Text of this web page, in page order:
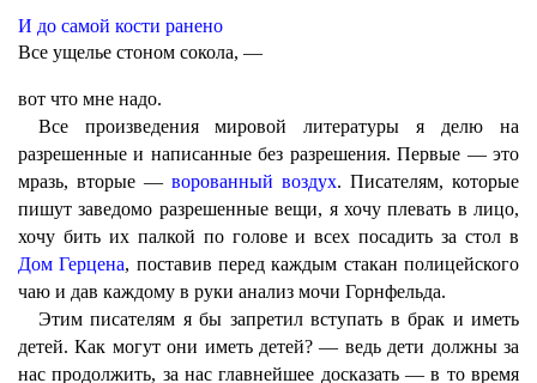
И до самой кости ранено
Все ущелье стоном сокола, —
вот что мне надо.
Все произведения мировой литературы я делю на
разрешенные и написанные без разрешения. Первые — это
мразь, вторые — ворованный воздух. Писателям, которые
пишут заведомо разрешенные вещи, я хочу плевать в лицо,
хочу бить их палкой по голове и всех посадить за стол в
Дом Герцена, поставив перед каждым стакан полицейского
чаю и дав каждому в руки анализ мочи Горнфельда.
Этим писателям я бы запретил вступать в брак и иметь
детей. Как могут они иметь детей? — ведь дети должны за
нас продолжить, за нас главнейшее досказать — в то время